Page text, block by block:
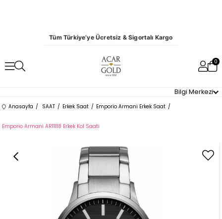
Tüm Türkiye’ye Ücretsiz & Sigortalı Kargo
0
Bilgi Merkezi
Anasayfa SAAT Erkek Saat Emporio Armani Erkek Saat
Emporio Armani AR11118 Erkek Kol Saati